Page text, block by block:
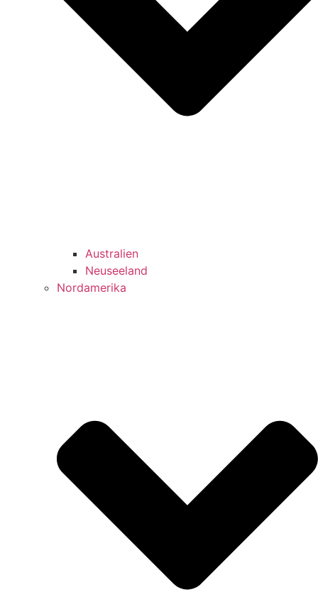
Australien
Neuseeland
Nordamerika